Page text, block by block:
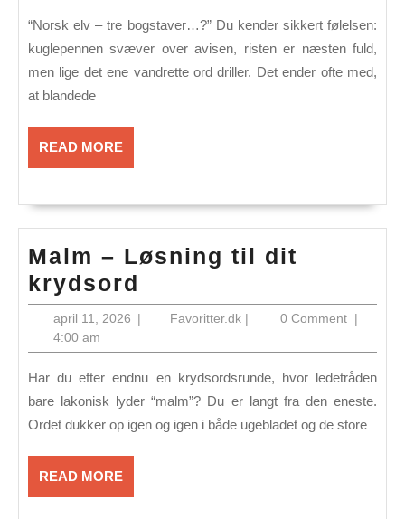
til
krydsord
“Norsk elv – tre bogstaver…?” Du kender sikkert følelsen:
kuglepennen svæver over avisen, risten er næsten fuld,
men lige det ene vandrette ord driller. Det ender ofte med,
at blandede
READ MOREREAD
MORE
Malm – Løsning til dit
krydsord
–
dit
krydsord
april 11, 2026april
2026
| Favoritter.dkFavoritter.dk
| 0 Comment |
4:00 am
Har du efter endnu en krydsords­runde, hvor ledetråden
bare lakonisk lyder “malm”? Du er langt fra den eneste.
Ordet dukker op igen og igen i både uge­bladet og de store
READ MOREREAD
MORE